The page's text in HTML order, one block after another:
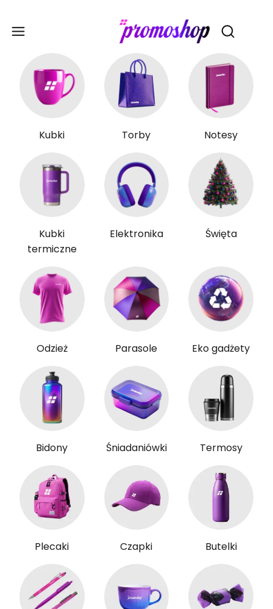
Otwórz
Kubki Torby Notesy
Kubki
termiczne
Elektronika Święta
Odzież Parasole Eko gadżety
Bidony Śniadaniówki Termosy
Plecaki Czapki Butelki